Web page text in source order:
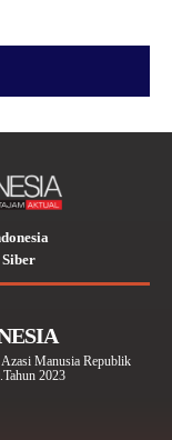
Manusia Republik
2023